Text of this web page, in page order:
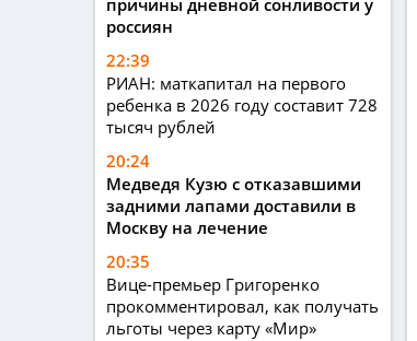
причины дневной сонливости у
россиян
22:39
РИАН: маткапитал на первого
ребенка в 2026 году составит 728
тысяч рублей
20:24
Медведя Кузю с отказавшими
задними лапами доставили в
Москву на лечение
20:35
Вице-премьер Григоренко
прокомментировал, как получать
льготы через карту «Мир»